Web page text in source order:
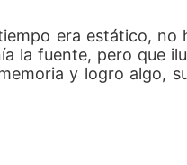
era estático, no
la fuente, pero que
y logro algo,